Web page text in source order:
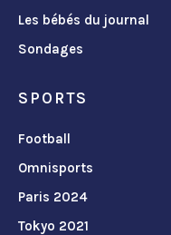
Les bébés du journal
Sondages
SPORTS
Football
Omnisports
Paris 2024
Tokyo 2021